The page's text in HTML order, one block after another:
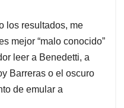
los resultados, me
mejor “malo conocido”
leer a Benedetti, a
Barreras o el oscuro
de emular a